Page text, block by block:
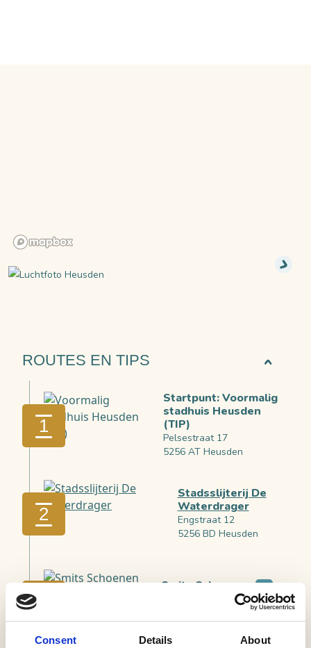
Consent Details About
ROUTES EN TIPS
1
Startpunt: Voormalig
stadhuis Heusden
(TIP)
Pelsestraat 17
5256 AT Heusden
2
Stadsslijterij De
Waterdrager
Engstraat 12
5256 BD Heusden
Smits Schoenen
Drietrompetterstraat 17